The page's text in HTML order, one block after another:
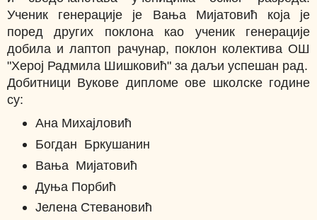
Ученик генерације је Вања Мијатовић која је
поред других поклона као ученик генерације
добила и лаптоп рачунар, поклон колектива ОШ
"Херој Радмила Шишковић" за даљи успешан рад.
Добитници Вукове дипломе ове школске године
су:
Ана Михајловић
Богдан Бркушанин
Вања Мијатовић
Дуња Порбић
Јелена Стевановић